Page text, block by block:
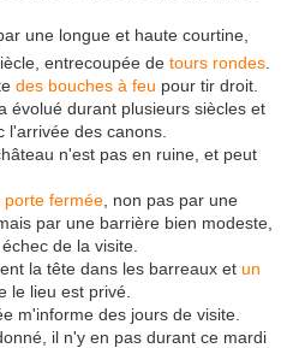
une longue et haute courtine,
entrecoupée de tours rondes
des bouches à feu pour tir droit.
évolué durant plusieurs siècles et
l'arrivée des canons.
n'est pas en ruine, et peut
porte fermée , non pas par une
par une barrière bien modeste,
de la visite.
la tête dans les barreaux et un
le lieu est privé.
m'informe des jours de visite.
il n'y en pas durant ce mardi